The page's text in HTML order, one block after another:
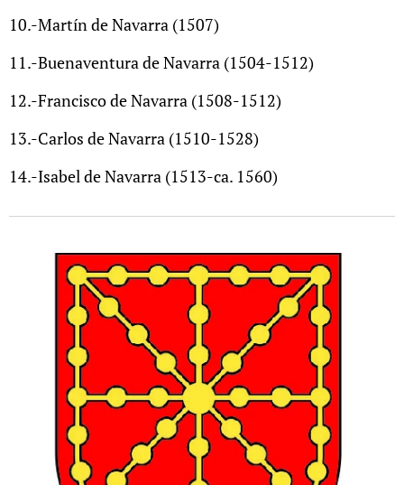
10.-Martín de Navarra (1507)
11.-Buenaventura de Navarra (1504-1512)​
12.-Francisco de Navarra (1508-1512)​
13.-Carlos de Navarra (1510-1528)
14.-Isabel de Navarra (1513-ca. 1560)